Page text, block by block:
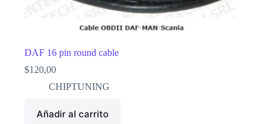
DAF 16 pin round cable
$120,00
CHIPTUNING
Añadir al carrito